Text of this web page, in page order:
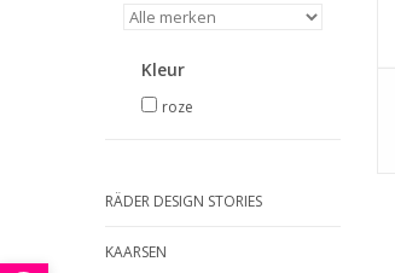
Kleur
roze
RÄDER DESIGN STORIES
KAARSEN